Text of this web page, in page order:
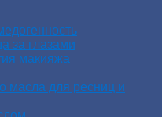
за глазами
макияжа
масла для ресниц и